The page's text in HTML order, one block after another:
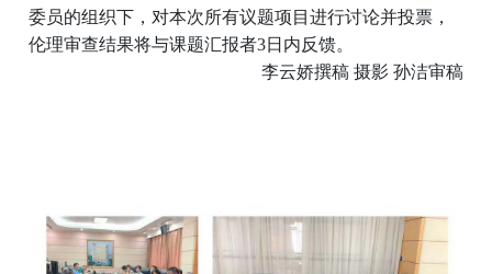
委员的组织下，对本次所有议题项目进行讨论并投票，
伦理审查结果将与课题汇报者3日内反馈。
李云娇撰稿 摄影 孙洁审稿